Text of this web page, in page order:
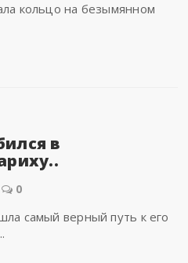
кольцо на безымянном
в
0
самый верный путь к его